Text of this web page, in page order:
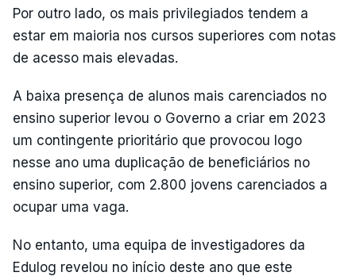
Por outro lado, os mais privilegiados tendem a
estar em maioria nos cursos superiores com notas
de acesso mais elevadas.
A baixa presença de alunos mais carenciados no
ensino superior levou o Governo a criar em 2023
um contingente prioritário que provocou logo
nesse ano uma duplicação de beneficiários no
ensino superior, com 2.800 jovens carenciados a
ocupar uma vaga.
No entanto, uma equipa de investigadores da
Edulog revelou no início deste ano que este